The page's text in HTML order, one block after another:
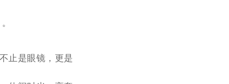
止是眼镜，更是